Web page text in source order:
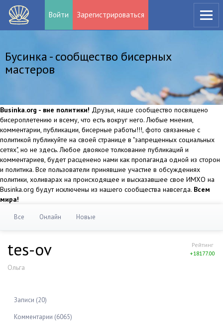
Войти Зарегистрироваться
Бусинка - сообщество бисерных
мастеров
Businka.org - вне политики! Друзья, наше сообщество посвящено
бисероплетению и всему, что есть вокруг него. Любые мнения,
комментарии, публикации, бисерные работы!!!, фото связанные с
политикой публикуйте на своей странице в "запрещенных социальных
сетях", но не здесь. Любое двоякое толкование публикаций и
комментариев, будет расценено нами как пропаганда одной из сторон
и политика. Все пользователи принявшие участие в обсуждениях
политики, холиварах на происходящее и высказавшее свое ИМХО на
Businka.org будут исключены из нашего сообщества навсегда. Всем
мира!
Все Онлайн Новые
Рейтинг
+18177.00
tes-ov
Ольга
Записи (20)
Комментарии (6065)